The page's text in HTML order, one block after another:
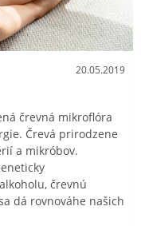
20.05.2019
črevná mikroflóra
Črevá prirodzene
a mikróbov.
črevnú
dá rovnováhe našich